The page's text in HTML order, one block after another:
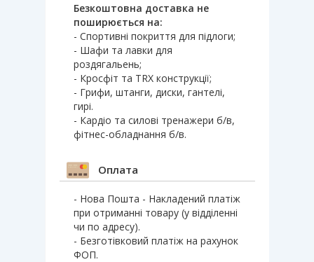
Безкоштовна доставка не
поширюється на:
- Спортивні покриття для підлоги;
- Шафи та лавки для
роздягальень;
- Кросфіт та TRX конструкції;
- Грифи, штанги, диски, гантелі,
гирі.
- Кардіо та силові тренажери б/в,
фітнес-обладнання б/в.
Оплата
- Нова Пошта - Накладений платіж
при отриманні товару (у відділенні
чи по адресу).
- Безготівковий платіж на рахунок
ФОП.